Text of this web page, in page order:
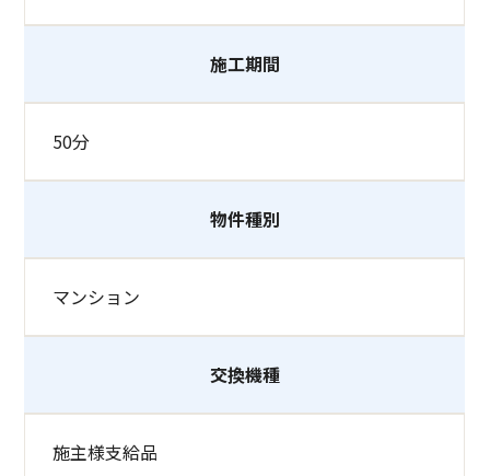
施工期間
50分
物件種別
マンション
交換機種
施主様支給品